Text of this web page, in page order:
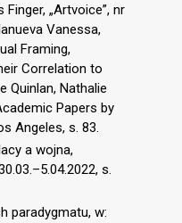
Finger, „Artvoice”, nr
Vanessa,
Framing,
Correlation to
Quinlan, Nathalie
Papers by
Angeles, s. 83.
a wojna,
s.
paradygmatu, w: